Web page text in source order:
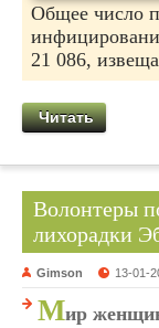
Общее число
21 086,
Читать
Волонтеры
лихорадки
Gimson 13-01-
Мир